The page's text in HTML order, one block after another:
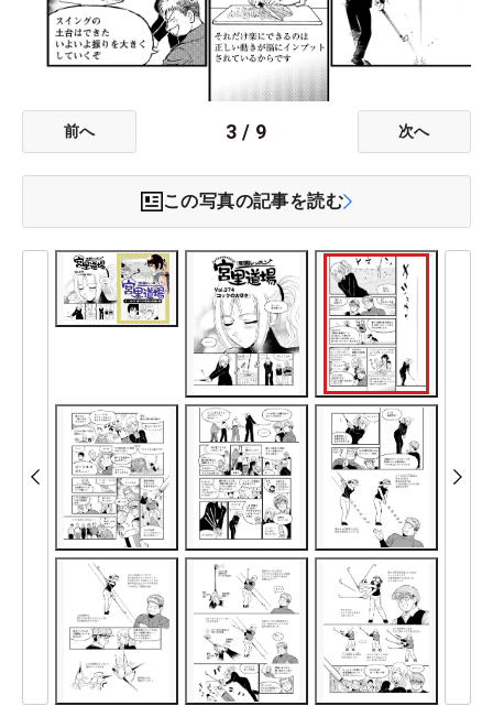
前へ 3 / 9 次へ
この写真の記事を読む